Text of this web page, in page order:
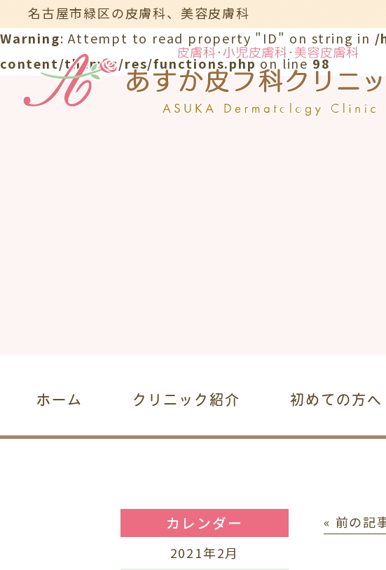
Warning: Attempt to read property "ID" on string in /
content/themes/res/functions.phpon line98
名古屋市緑区の皮膚科、美容皮膚科
ホーム クリニック紹介 初めての方へ
« 前の記
カレンダー
2021年2月